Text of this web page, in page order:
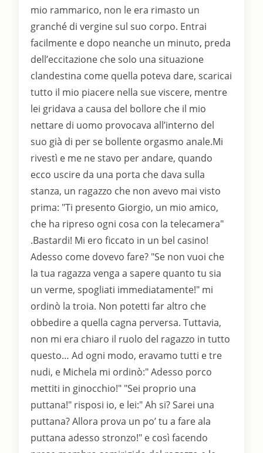
mio rammarico, non le era rimasto un
granché di vergine sul suo corpo. Entrai
facilmente e dopo neanche un minuto, preda
dell’eccitazione che solo una situazione
clandestina come quella poteva dare, scaricai
tutto il mio piacere nella sue viscere, mentre
lei gridava a causa del bollore che il mio
nettare di uomo provocava all’interno del
suo già di per se bollente orgasmo anale.Mi
rivestì e me ne stavo per andare, quando
ecco uscire da una porta che dava sulla
stanza, un ragazzo che non avevo mai visto
prima: "Ti presento Giorgio, un mio amico,
che ha ripreso ogni cosa con la telecamera"
.Bastardi! Mi ero ficcato in un bel casino!
Adesso come dovevo fare? "Se non vuoi che
la tua ragazza venga a sapere quanto tu sia
un verme, spogliati immediatamente!" mi
ordinò la troia. Non potetti far altro che
obbedire a quella cagna perversa. Tuttavia,
non mi era chiaro il ruolo del ragazzo in tutto
questo… Ad ogni modo, eravamo tutti e tre
nudi, e Michela mi ordinò:" Adesso porco
mettiti in ginocchio!" "Sei proprio una
puttana!" risposi io, e lei:" Ah si? Sarei una
puttana? Allora prova un po’ tu a fare ala
puttana adesso stronzo!" e così facendo